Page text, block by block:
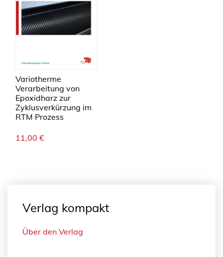
Variotherme
Verarbeitung von
Epoxidharz zur
Zyklusverkürzung im
RTM Prozess
11,00 €
Verlag kompakt
Über den Verlag